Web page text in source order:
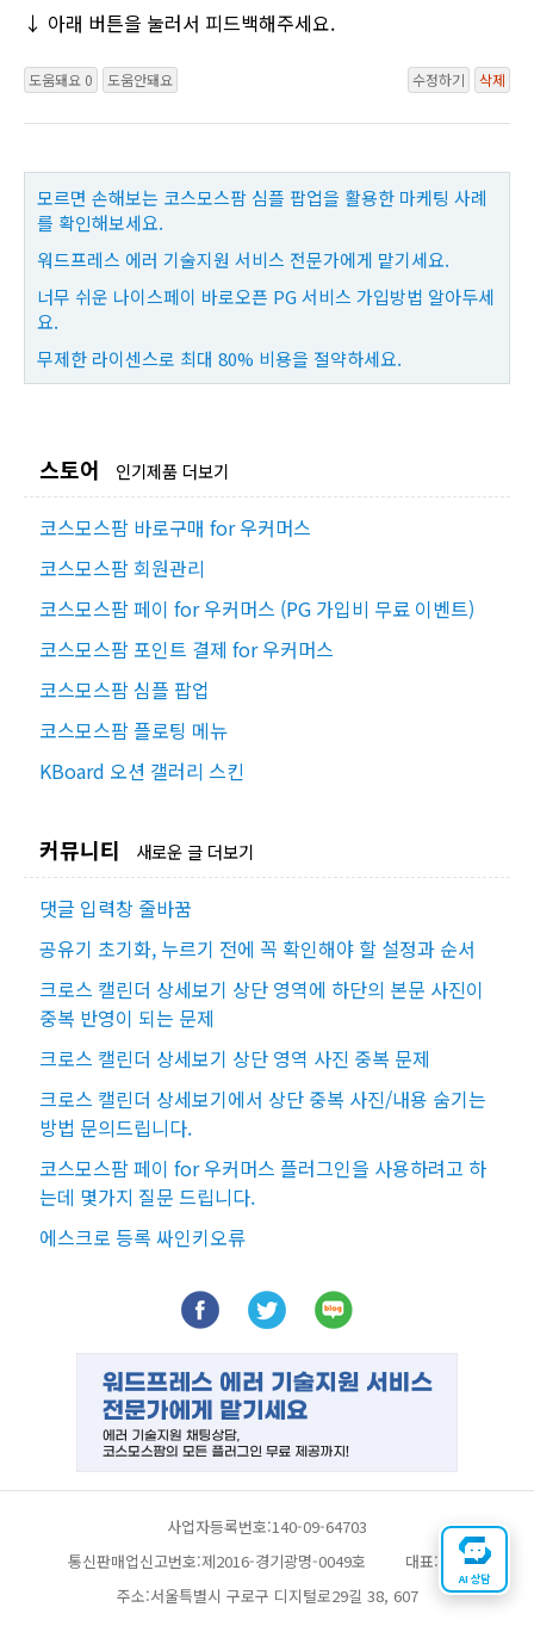
↓ 아래 버튼을 눌러서 피드백해주세요.
도움돼요 0 도움안돼요 수정하기 삭제
모르면 손해보는 코스모스팜 심플 팝업을 활용한 마케팅 사례
를 확인해보세요.
워드프레스 에러 기술지원 서비스 전문가에게 맡기세요.
너무 쉬운 나이스페이 바로오픈 PG 서비스 가입방법 알아두세
요.
무제한 라이센스로 최대 80% 비용을 절약하세요.
스토어 인기제품 더보기
코스모스팜 바로구매 for 우커머스
코스모스팜 회원관리
코스모스팜 페이 for 우커머스 (PG 가입비 무료 이벤트)
코스모스팜 포인트 결제 for 우커머스
코스모스팜 심플 팝업
코스모스팜 플로팅 메뉴
KBoard 오션 갤러리 스킨
커뮤니티 새로운 글 더보기
댓글 입력창 줄바꿈
공유기 초기화, 누르기 전에 꼭 확인해야 할 설정과 순서
크로스 캘린더 상세보기 상단 영역에 하단의 본문 사진이
중복 반영이 되는 문제
크로스 캘린더 상세보기 상단 영역 사진 중복 문제
크로스 캘린더 상세보기에서 상단 중복 사진/내용 숨기는
방법 문의드립니다.
코스모스팜 페이 for 우커머스 플러그인을 사용하려고 하
는데 몇가지 질문 드립니다.
에스크로 등록 싸인키오류
사업자등록번호:140-09-64703
통신판매업신고번호:제2016-경기광명-0049호
대표:채찬
주소:서울특별시 구로구 디지털로29길 38, 607
AI 상담